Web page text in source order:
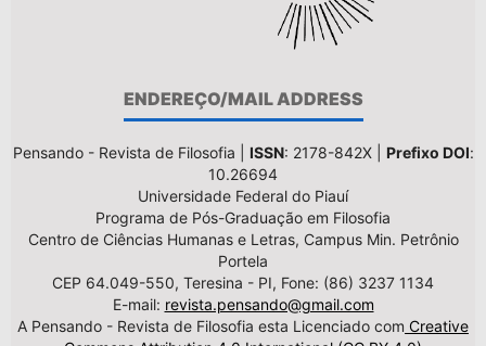
ENDEREÇO/MAIL ADDRESS
Pensando - Revista de Filosofia | ISSN: 2178-842X | Prefixo DOI:
10.26694
Universidade Federal do Piauí
Programa de Pós-Graduação em Filosofia
Centro de Ciências Humanas e Letras, Campus Min. Petrônio
Portela
CEP 64.049-550, Teresina - PI, Fone: (86) 3237 1134
E-mail: revista.pensando@gmail.com
A Pensando - Revista de Filosofia esta Licenciado com Creative